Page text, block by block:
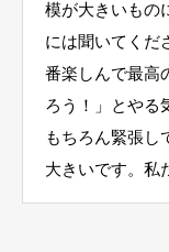
模が大きいもの
には聞いてくだ
番楽しんで最高
ろう！」とやる
もちろん緊張し
大きいです。私